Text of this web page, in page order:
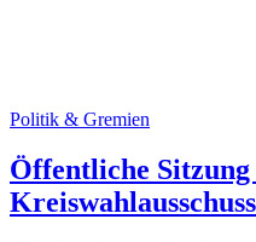
Politik & Gremien
Öffentliche Sitzung